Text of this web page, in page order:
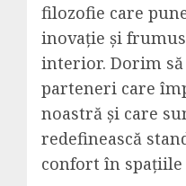
filozofie care
inovație și
interior. Dorim
parteneri care
noastră și care
redefinească
confort în spațiile